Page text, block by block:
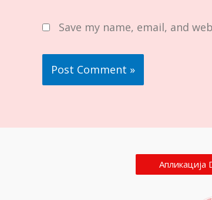
Save my name, email, and
Апликација